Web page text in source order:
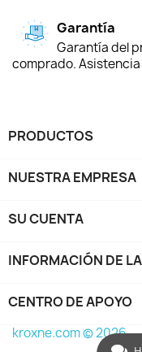
Garantía
Garantía del
comprado.
PRODUCTOS
NUESTRA EMPRESA
SU CUENTA
INFORMACIÓN DE
CENTRO DE APOYO
kroxne.com © 2026